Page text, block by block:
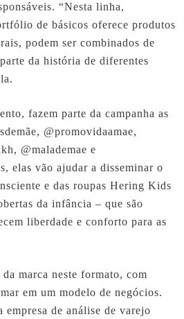
“Nesta linha,
de básicos oferece produtos
podem ser combinados de
da história de diferentes
fazem parte da campanha as
@promovidaamae,
@malademae e
elas vão ajudar a disseminar o
e das roupas Hering Kids
da infância – que são
liberdade e conforto para as
marca neste formato, com
em um modelo de negócios.
empresa de análise de varejo